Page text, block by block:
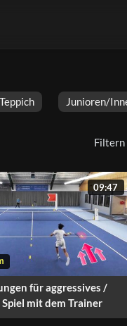
Teppich Junioren/
Filtern
09:47
für aggressives /
mit dem Trainer